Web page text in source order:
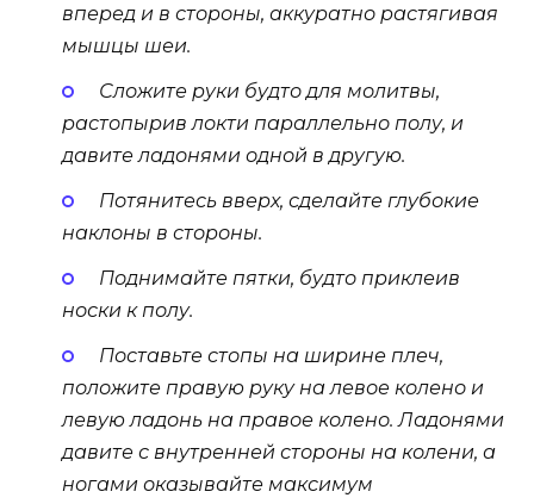
вперед и в стороны, аккуратно растягивая
мышцы шеи.
Сложите руки будто для молитвы,
растопырив локти параллельно полу, и
давите ладонями одной в другую.
Потянитесь вверх, сделайте глубокие
наклоны в стороны.
Поднимайте пятки, будто приклеив
носки к полу.
Поставьте стопы на ширине плеч,
положите правую руку на левое колено и
левую ладонь на правое колено. Ладонями
давите с внутренней стороны на колени, а
ногами оказывайте максимум